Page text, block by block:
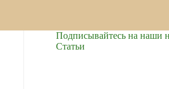
Подписывайтесь на наши
Cтатьи